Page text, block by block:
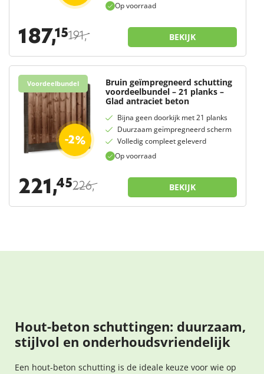
Op voorraad
187,15191,- BEKIJK
Voordeelbundel
-2%
Op voorraad
Bruin geïmpregneerd schutting
voordeelbundel – 21 planks –
Glad antraciet beton
Bijna geen doorkijk met 21 planks
Duurzaam geïmpregneerd scherm
Volledig compleet geleverd
221,45226,- BEKIJK
Hout-beton schuttingen: duurzaam,
stijlvol en onderhoudsvriendelijk
Een hout-beton schutting is de ideale keuze voor wie op